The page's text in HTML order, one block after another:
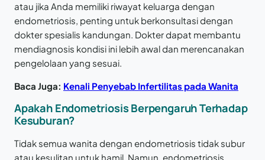
atau jika Anda memiliki riwayat keluarga dengan
endometriosis, penting untuk berkonsultasi dengan
dokter spesialis kandungan. Dokter dapat membantu
mendiagnosis kondisi ini lebih awal dan merencanakan
pengelolaan yang sesuai.
Baca Juga: Kenali Penyebab Infertilitas pada Wanita
Apakah Endometriosis Berpengaruh Terhadap
Kesuburan?
Tidak semua wanita dengan endometriosis tidak subur
atau kesulitan untuk hamil. Namun, endometriosis